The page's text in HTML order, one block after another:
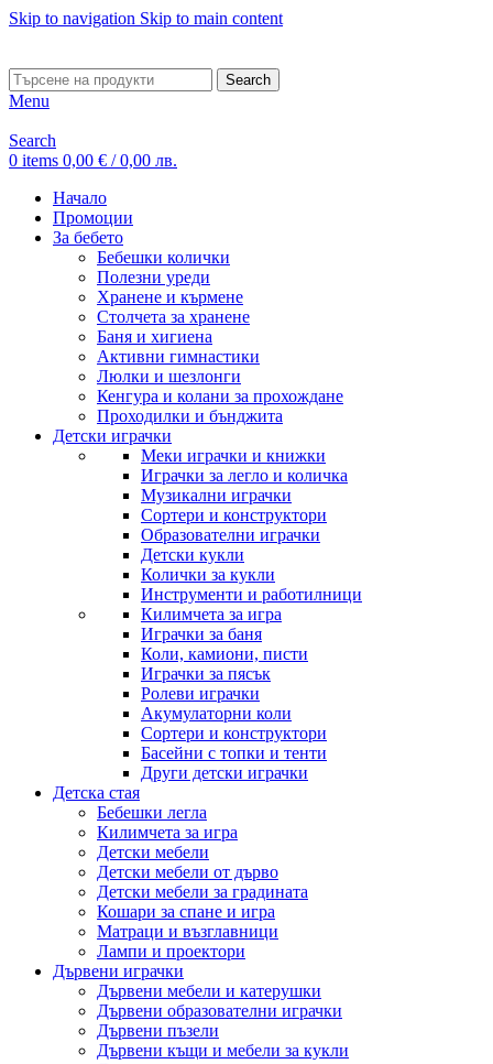
Skip to navigation Skip to main content
Search
Menu
Search
0 items 0,00 € / 0,00 лв.
Начало
Промоции
За бебето
Бебешки колички
Полезни уреди
Хранене и кърмене
Столчета за хранене
Баня и хигиена
Активни гимнастики
Люлки и шезлонги
Кенгура и колани за прохождане
Проходилки и бънджита
Детски играчки
Меки играчки и книжки
Играчки за легло и количка
Музикални играчки
Сортери и конструктори
Образователни играчки
Детски кукли
Колички за кукли
Инструменти и работилници
Килимчета за игра
Играчки за баня
Коли, камиони, писти
Играчки за пясък
Ролеви играчки
Акумулаторни коли
Сортери и конструктори
Басейни с топки и тенти
Други детски играчки
Детска стая
Бебешки легла
Килимчета за игра
Детски мебели
Детски мебели от дърво
Детски мебели за градината
Кошари за спане и игра
Матраци и възглавници
Лампи и проектори
Дървени играчки
Дървени мебели и катерушки
Дървени образователни играчки
Дървени пъзели
Дървени къщи и мебели за кукли